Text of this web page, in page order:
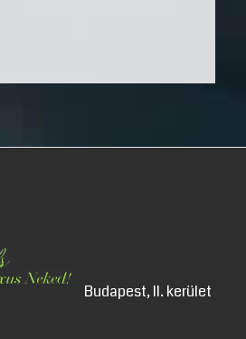
Budapest, II. kerület